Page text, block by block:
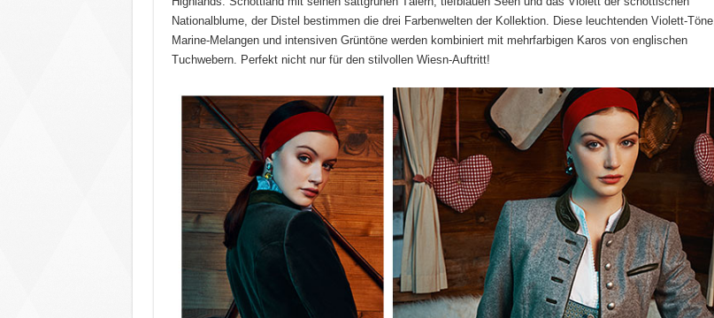
Nationalblume, der Distel bestimmen die drei Farbenwelten der Kollektion. Diese leuchtenden Violett-Töne,
Marine-Melangen und intensiven Grüntöne werden kombiniert mit mehrfarbigen Karos von englischen
Tuchwebern. Perfekt nicht nur für den stilvollen Wiesn-Auftritt!